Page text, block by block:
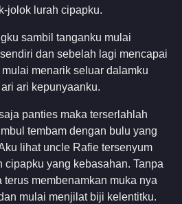
jolok lurah cipapku.
sambil tanganku mulai
dan sebelah lagi mencapai
menarik seluar dalamku
ari kepunyaanku.
panties maka terserlahlah
tembam dengan bulu yang
lihat uncle Rafie tersenyum
cipapku yang kebasahan. Tanpa
membenamkan muka nya
mulai menjilat biji kelentitku.